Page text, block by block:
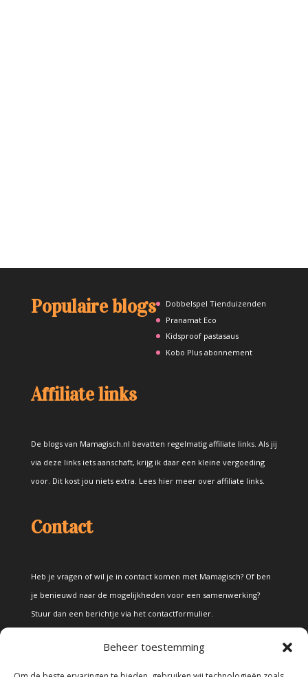
Beheer toestemming
Populaire blogs
Dobbelspel Tienduizenden
Pranamat Eco
Kidsproof pastasaus
Kobo Plus abonnement
Affiliate links
De blogs van Mamagisch.nl bevatten regelmatig affiliate links. Als jij
via deze links iets aanschaft, krijg ik daar een kleine vergoeding
voor. Dit kost jou niets extra. Lees hier meer over affiliate links.
Contact
Heb je vragen of wil je in contact komen met Mamagisch? Of ben
je benieuwd naar de mogelijkheden voor een samenwerking?
Stuur dan een berichtje via het contactformulier.